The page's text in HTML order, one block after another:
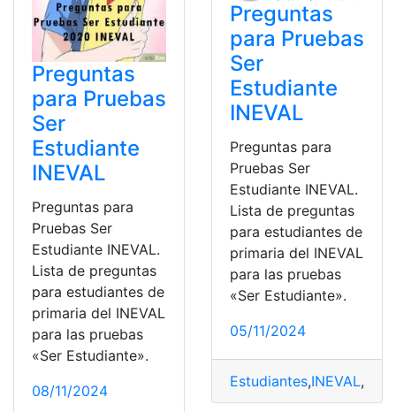
Preguntas
para Pruebas
Ser
Estudiante
INEVAL
Preguntas para
Pruebas Ser
Estudiante INEVAL.
Lista de preguntas
para estudiantes de
primaria del INEVAL
para las pruebas
«Ser Estudiante».
08/11/2024
Preguntas
para Pruebas
Ser
Estudiante
INEVAL
Preguntas para
Pruebas Ser
Estudiante INEVAL.
Lista de preguntas
para estudiantes de
primaria del INEVAL
para las pruebas
«Ser Estudiante».
05/11/2024
Estudiantes,INEVAL,